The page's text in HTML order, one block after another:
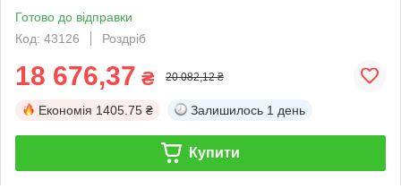
Готово до відправки
Код: 43126
Роздріб
18 676,37 ₴ 20 082,12 ₴
Економія 1405.75 ₴ Залишилось 1 день
Купити